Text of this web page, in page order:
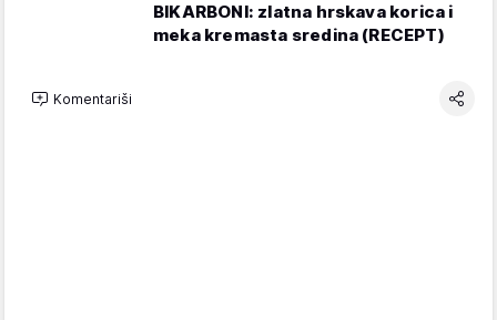
BIKARBONI: zlatna hrskava korica i
meka kremasta sredina (RECEPT)
Komentariši